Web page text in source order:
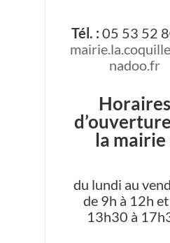
Tél. : 05 53 52
nadoo.fr
Horaires
la mairie
du lundi au
de 9h à 12h
13h30 à